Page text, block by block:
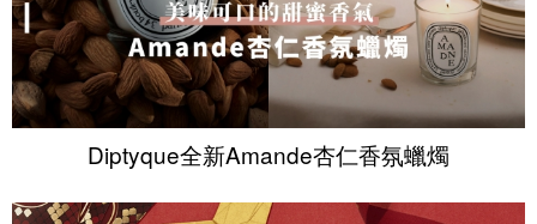
Diptyque全新Amande杏仁香氛蠟燭